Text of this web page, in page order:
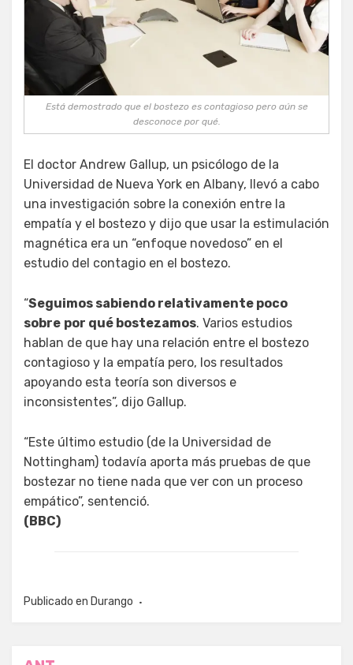
Está demostrado que el bostezo es contagioso pero aún se
desconoce por qué.
El doctor Andrew Gallup, un psicólogo de la
Universidad de Nueva York en Albany, llevó a cabo
una investigación sobre la conexión entre la
empatía y el bostezo y dijo que usar la estimulación
magnética era un “enfoque novedoso” en el
estudio del contagio en el bostezo.
“Seguimos sabiendo relativamente poco
sobre por qué bostezamos. Varios estudios
hablan de que hay una relación entre el bostezo
contagioso y la empatía pero, los resultados
apoyando esta teoría son diversos e
inconsistentes”, dijo Gallup.
“Este último estudio (de la Universidad de
Nottingham) todavía aporta más pruebas de que
bostezar no tiene nada que ver con un proceso
empático”, sentenció.
(BBC)
Publicado en Durango